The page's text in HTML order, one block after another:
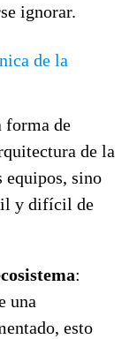
ignorar.
de la
forma de
de la
sino
y difícil de
:
una
esto